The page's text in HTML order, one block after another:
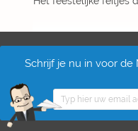
Schrijf je nu in voor de